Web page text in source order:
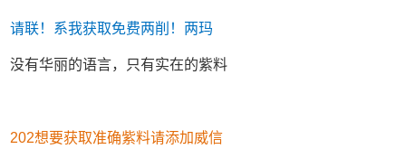
请联！系我获取免费两削！两玛
没有华丽的语言，只有实在的紫料
202想要获取准确紫料请添加威信